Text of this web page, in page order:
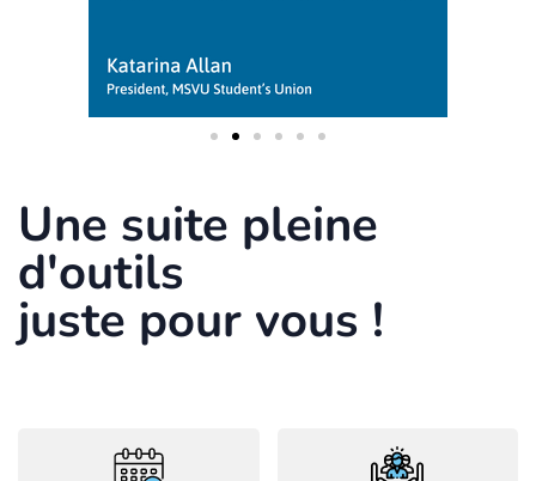
Une suite pleine
d'outils
juste pour vous !